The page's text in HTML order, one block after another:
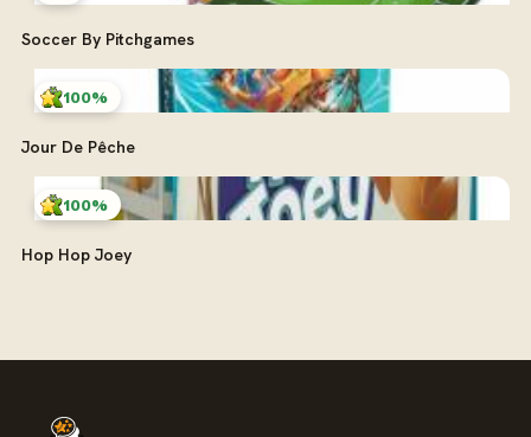
Soccer By Pitchgames
100%
Jour De Pêche
100%
Hop Hop Joey